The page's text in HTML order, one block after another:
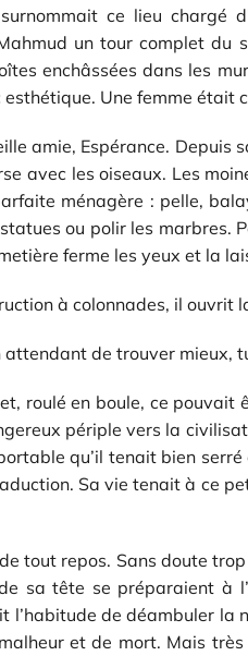
ce lieu chargé
un tour complet
enchâssées dans les
Une femme
amie, Espérance.
avec les oiseaux. Les
ménagère : pelle,
ou polir les marbres.
ferme les yeux et la
à colonnades, il ouvrit
de trouver mieux,
roulé en boule, ce
périple vers la
qu’il tenait bien
Sa vie tenait à ce
tout repos. Sans doute
sa tête se préparaient à
l’habitude de déambuler
et de mort. Mais